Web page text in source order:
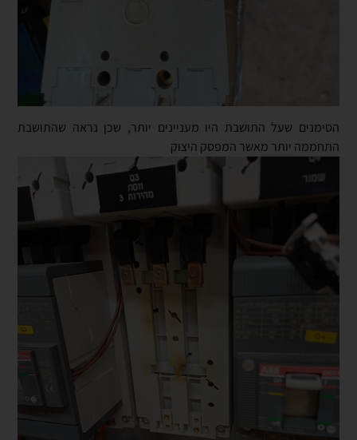
הסימנים שעל התושבת היו מעניינים יותר, שכן נראה שהתושבת
התחממה יותר מאשר המפסק היצוק